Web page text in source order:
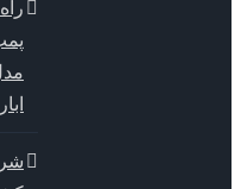
راه اندازی
پمپ های
مدل GSO
شرایط لوله